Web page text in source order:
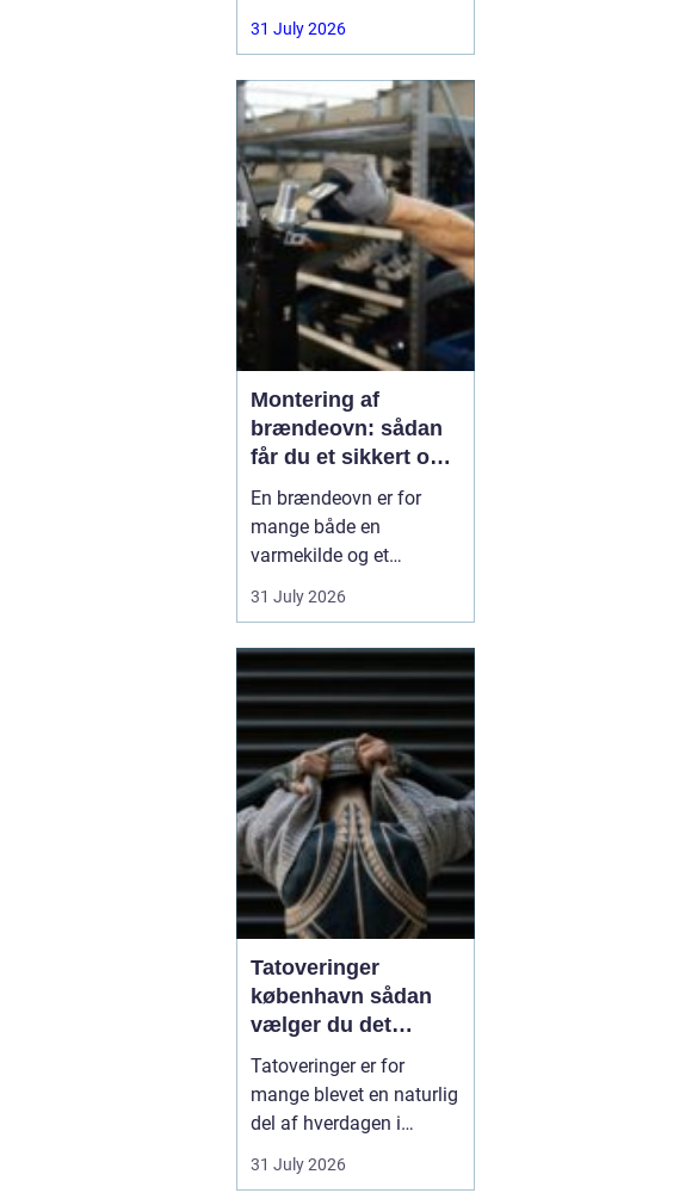
med det samme.
Skærmen splintrer, lyden
står af midt på dagen.
For mange i Aalborg er
mobilen helt central i
både arbejde, studie og
hverdag. Derfor
31 July 2026
Montering af
brændeovn: sådan
får du et sikkert og
smukt resultat
En brændeovn er for
mange både en
varmekilde og et
samlingspunkt i
hjemmet. Flammerne
mærkes i hele rummet.
Men montering af
brændeovn er ikke noget,
man bør kaste sig ud i
uden viden og
planl&ae...
31 July 2026
Tatoveringer
københavn sådan
vælger du det
rigtige studie
Tatoveringer er for
mange blevet en naturlig
del af hverdagen i
København. Byen er fyldt
med dygtige artister,
31 July 2026